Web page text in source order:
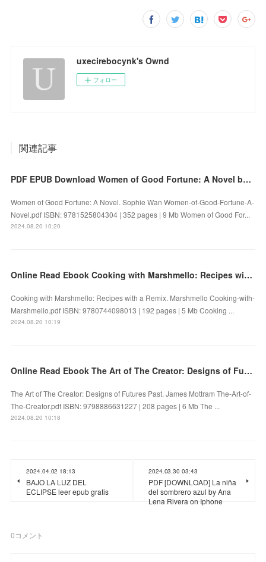
uxecirebocynk's Ownd
フォロー
関連記事
PDF EPUB Download Women of Good Fortune: A Novel by Sophie Wan Full Book
Women of Good Fortune: A Novel. Sophie Wan Women-of-Good-Fortune-A-
Novel.pdf ISBN: 9781525804304 | 352 pages | 9 Mb Women of Good For...
2024.08.20 10:20
Online Read Ebook Cooking with Marshmello: Recipes with a Remix by Marshmello
Cooking with Marshmello: Recipes with a Remix. Marshmello Cooking-with-
Marshmello.pdf ISBN: 9780744098013 | 192 pages | 5 Mb Cooking ...
2024.08.20 10:19
Online Read Ebook The Art of The Creator: Designs of Futures Past by James Mottram
The Art of The Creator: Designs of Futures Past. James Mottram The-Art-of-
The-Creator.pdf ISBN: 9798886631227 | 208 pages | 6 Mb The ...
2024.08.20 10:18
2024.04.02 18:13
BAJO LA LUZ DEL
ECLIPSE leer epub gratis
2024.03.30 03:43
PDF [DOWNLOAD] La niña
del sombrero azul by Ana
Lena Rivera on Iphone
0コメント